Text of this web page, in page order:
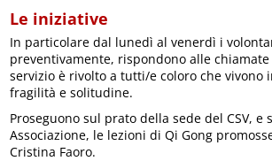
Le iniziative
In particolare dal lunedì al venerdì i
preventivamente, rispondono alle
servizio è rivolto a tutti/e coloro che vivono
fragilità e solitudine.
Proseguono sul prato della sede del CSV, e
Associazione, le lezioni di Qi Gong
Cristina Faoro.